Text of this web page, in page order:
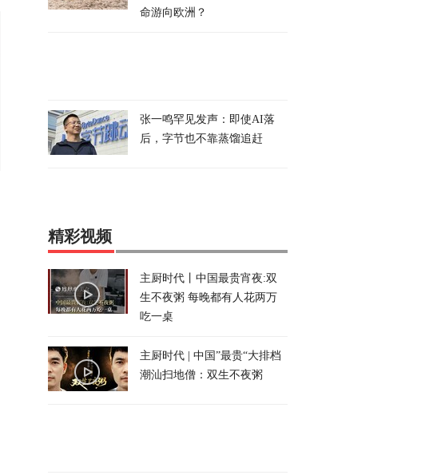
命游向欧洲？
张一鸣罕见发声：即使AI落
后，字节也不靠蒸馏追赶
精彩视频
主厨时代丨中国最贵宵夜:双
生不夜粥 每晚都有人花两万
吃一桌
主厨时代 | 中国”最贵“大排档
潮汕扫地僧：双生不夜粥